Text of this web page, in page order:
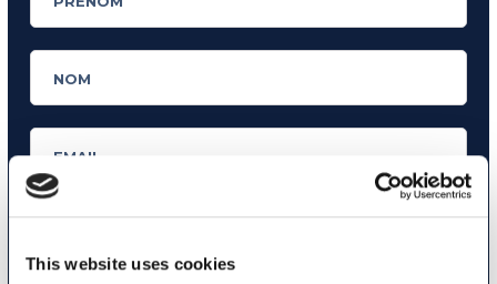
This website uses cookies